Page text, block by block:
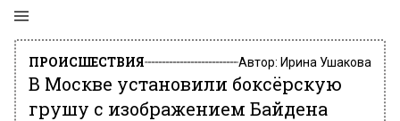
ПРОИСШЕСТВИЯ Автор: Ирина Ушакова
В Москве установили боксёрскую
грушу с изображением Байдена